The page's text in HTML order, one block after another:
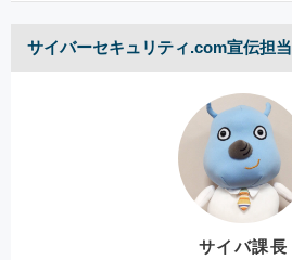
サイバーセキュリティ.com宣伝担当
サイバ課長